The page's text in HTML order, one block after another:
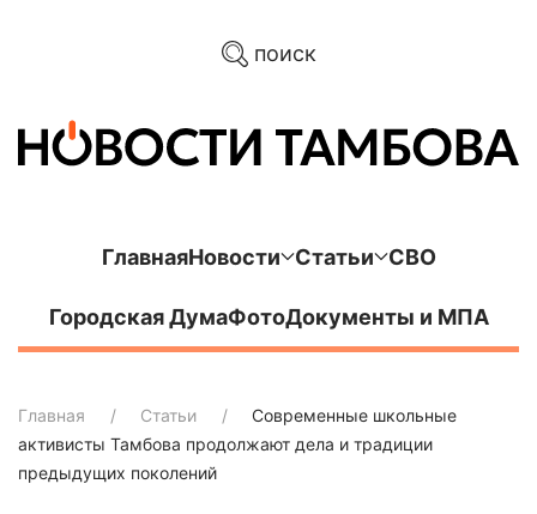
поиск
ГлавнаяНовости Статьи СВО
Городская ДумаФотоДокументы и МПА
Главная Статьи
Современные школьные
активисты Тамбова продолжают дела и традиции
предыдущих поколений